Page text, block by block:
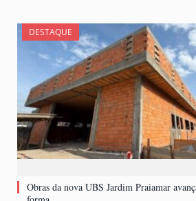
DESTAQUE
Obras da nova UBS Jardim Praiamar